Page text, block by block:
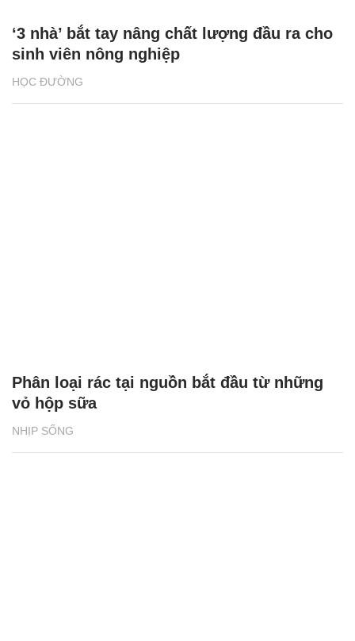
HỌC ĐƯỜNG
‘3 nhà’ bắt tay nâng chất lượng đầu ra cho
sinh viên nông nghiệp
NHỊP SỐNG
Phân loại rác tại nguồn bắt đầu từ những
vỏ hộp sữa